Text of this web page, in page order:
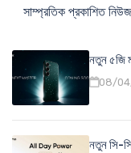
সাম্প্রতিক প্রকাশিত
নতুন ৫জি
08/
নতুন সি-